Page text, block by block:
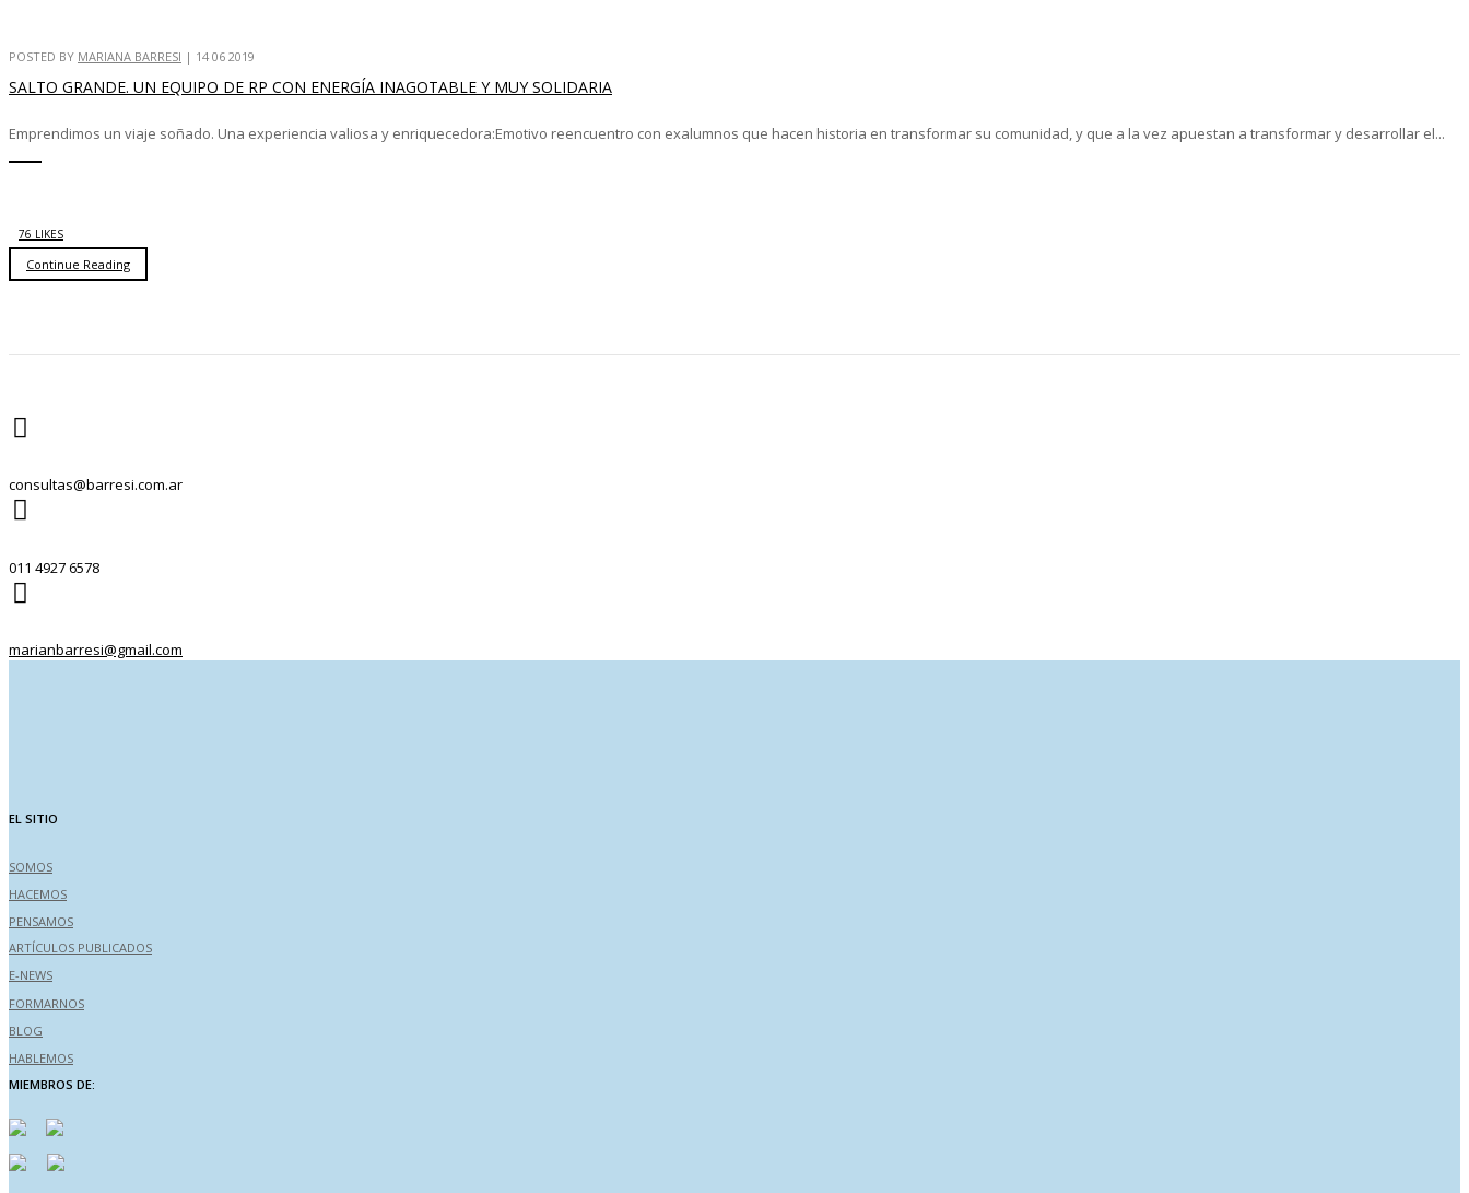
POSTED BY MARIANA BARRESI | 14 06 2019
SALTO GRANDE. UN EQUIPO DE RP CON ENERGÍA INAGOTABLE Y MUY SOLIDARIA
Emprendimos un viaje soñado. Una experiencia valiosa y enriquecedora:Emotivo reencuentro con exalumnos que hacen historia en transformar su comunidad, y que a la vez apuestan a transformar y desarrollar el...
76 LIKES
Continue Reading
consultas@barresi.com.ar
011 4927 6578
marianbarresi@gmail.com
EL SITIO
SOMOS
HACEMOS
PENSAMOS
ARTÍCULOS PUBLICADOS
E-NEWS
FORMARNOS
BLOG
HABLEMOS
MIEMBROS DE: